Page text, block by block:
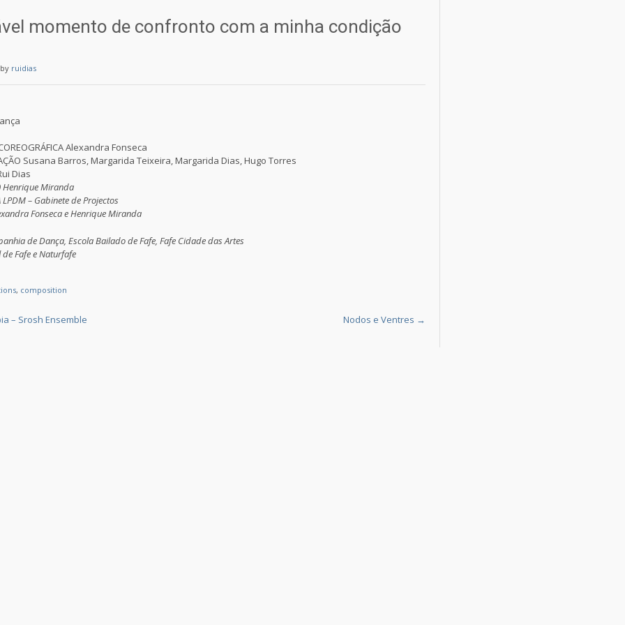
momento de confronto com a minha condição
by ruidias
Alexandra Fonseca
Susana Barros, Margarida Teixeira, Margarida Dias, Hugo Torres
Dias
Henrique Miranda
LPDM – Gabinete de Projectos
Fonseca e Henrique Miranda
de Dança, Escola Bailado de Fafe, Fafe Cidade das Artes
Fafe e Naturfafe
, composition
– Srosh Ensemble Nodos e Ventres →